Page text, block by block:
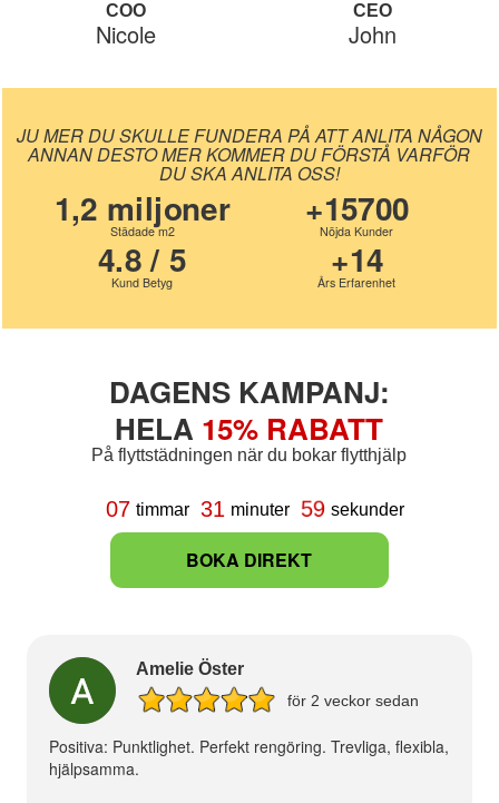
COO
Nicole
CEO
John
JU MER DU SKULLE FUNDERA PÅ ATT ANLITA NÅGON
ANNAN DESTO MER KOMMER DU FÖRSTÅ VARFÖR
DU SKA ANLITA OSS!
1,2 miljoner
Städade m2
+15700
Nöjda Kunder
4.8 / 5
Kund Betyg
+14
Års Erfarenhet
DAGENS KAMPANJ:
HELA 15% RABATT
På flyttstädningen när du bokar flytthjälp
07 timmar 31 minuter 58 sekunder
BOKA DIREKT
Amelie Öster
för 2 veckor sedan
Positiva: Punktlighet. Perfekt rengöring. Trevliga, flexibla,
hjälpsamma.